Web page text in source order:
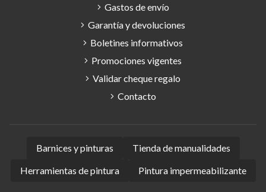
Gastos de envío
Garantía y devoluciones
Boletines informativos
Promociones vigentes
Validar cheque regalo
Contacto
Barnices y pinturas
Tienda de manualidades
Herramientas de pintura
Pintura impermeabilizante